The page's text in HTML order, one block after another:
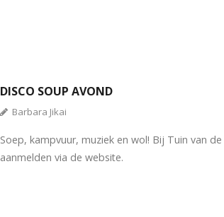
DISCO SOUP AVOND
Barbara Jikai
Soep, kampvuur, muziek en wol! Bij Tuin van
aanmelden via de website.